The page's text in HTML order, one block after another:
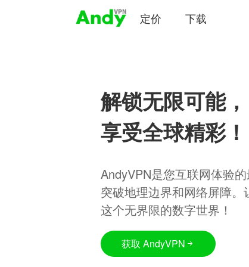
定价 下载
解锁无限可能，
享受全球精彩！
AndyVPN是您互联网体验
突破地理边界和网络屏障
这个无界限的数字世界！
获取 AndyVPN